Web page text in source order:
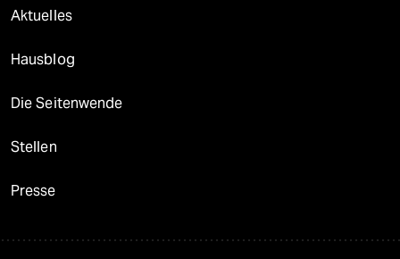
Aktuelles
Hausblog
Die Seitenwende
Stellen
Presse